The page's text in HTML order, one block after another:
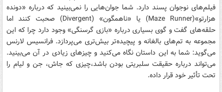
فیلم‌های نوجوان پسند دارد. شما جوان‌هایی را نمی‌بینید که درباره «دونده
هزارتو»(Maze Runner) یا «ناهمگون» (Divergent) صحبت کنند اما
حلقه‌های گفت و گوی بسیاری درباره «بازی گرسنگی» وجود دارد چرا که این
مجموعه به تم‌های بالغانه و پیچیده‌تر بیش‌تری می‌پردازد. فرانسیس لارنس
می‌گوید: شما به این داستان نگاه می‌کنید و چیزهای زیادی در آن می‌بینید.
می‌تواند درباره حقیقت سلبریتی بودن باشد،‌چیزی که جاش، جن و لیام را
تحت تأثیر خود قرار داده.